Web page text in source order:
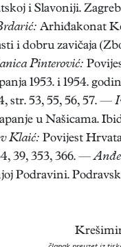
i Slavoniji. Zagreb
Arhiđakonat
i dobru zavičaja
Pinterović:
1953. i 1954.
str. 53, 55, 56, 57. —
u Našicama.
Klaić: Povijest
39, 353, 366. —
Podravini.